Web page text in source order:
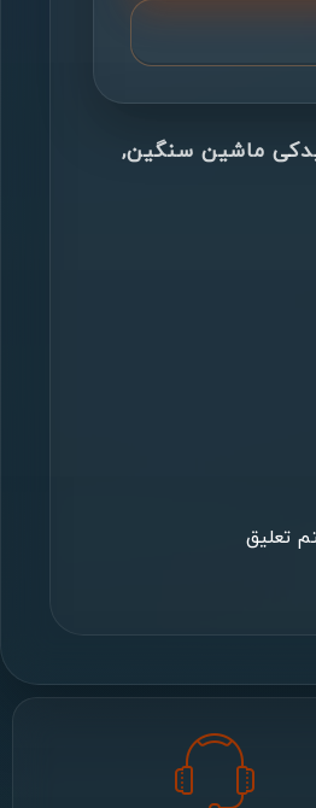
ماشین سنگین,
تعلیق